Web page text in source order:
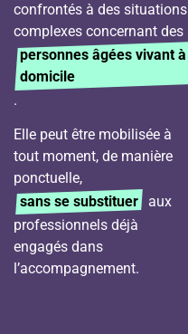
confrontés à des situations
complexes concernant des
personnes âgées vivant à
domicile
.
Elle peut être mobilisée à
tout moment, de manière
ponctuelle,
sans se substituer
aux
professionnels déjà
engagés dans
l’accompagnement.